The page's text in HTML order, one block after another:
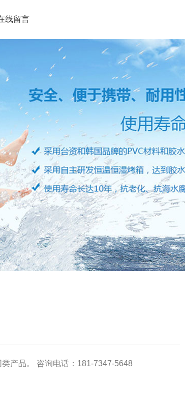
线留言
产品。 咨询电话：181-7347-5648